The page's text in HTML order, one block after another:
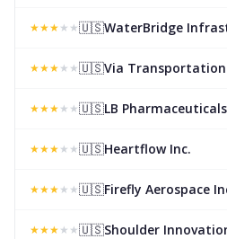
★★★★ ★🇺🇸WaterBridge
★★★★ ★🇺🇸Via Transportation
★★★★ ★🇺🇸LB Pharmaceuticals
★★★★ ★🇺🇸Heartflow Inc.
★★★★ ★🇺🇸Firefly Aerospace
★★★★ ★🇺🇸Shoulder